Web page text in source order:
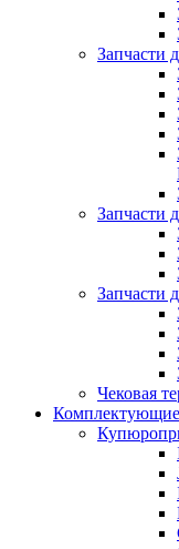
Запчасти
Запчасти
Запчасти
Чековая
Комплектующие